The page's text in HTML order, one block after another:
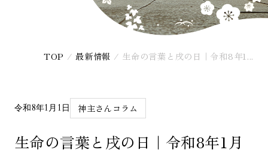
TOP /最新情報 / 生命の言葉と戌の日｜令和8年1...
令和8年1月1日 神主さんコラム
生命の言葉と戌の日｜令和8年1月